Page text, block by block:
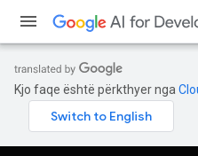
Kjo faqe është përkthyer nga